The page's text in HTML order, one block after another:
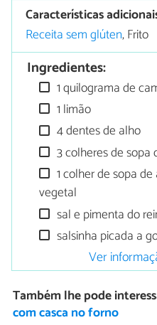
Características
Receita sem glúten, Frito
Ingredientes:
1 quilograma de
1 limão
4 dentes de alho
3 colheres de sopa
1 colher de sopa
vegetal
sal e pimenta do
salsinha picada a
Ver
Também lhe pode
com casca no forno